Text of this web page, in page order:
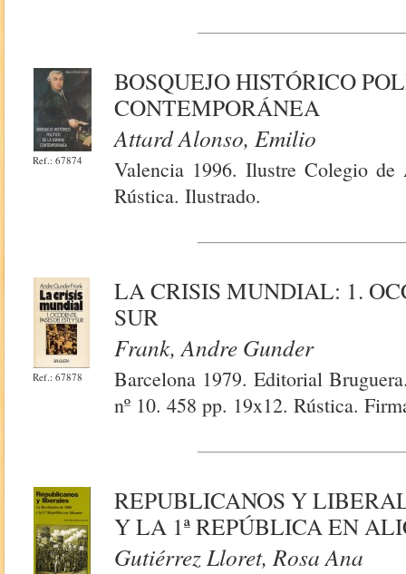
Ref.: 67874
BOSQUEJO HISTÓRICO
CONTEMPORÁNEA
Attard Alonso, Emilio
Valencia 1996. Ilustre Colegio
Rústica. Ilustrado.
Ref.: 67878
LA CRISIS MUNDIAL: 1.
SUR
Frank, Andre Gunder
Barcelona 1979. Editorial
nº 10. 458 pp. 19x12. Rústica.
REPUBLICANOS Y
Y LA 1ª REPÚBLICA EN
Gutiérrez Lloret, Rosa Ana